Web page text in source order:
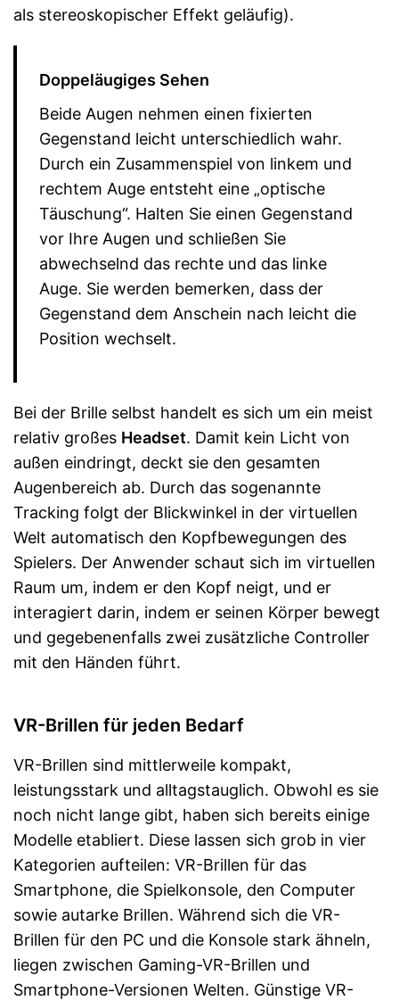
als stereoskopischer Effekt geläufig).
Doppeläugiges Sehen
Beide Augen nehmen einen fixierten
Gegenstand leicht unterschiedlich wahr.
Durch ein Zusammenspiel von linkem und
rechtem Auge entsteht eine „optische
Täuschung“. Halten Sie einen Gegenstand
vor Ihre Augen und schließen Sie
abwechselnd das rechte und das linke
Auge. Sie werden bemerken, dass der
Gegenstand dem Anschein nach leicht die
Position wechselt.
Bei der Brille selbst handelt es sich um ein meist
relativ großes Headset. Damit kein Licht von
außen eindringt, deckt sie den gesamten
Augenbereich ab. Durch das sogenannte
Tracking folgt der Blickwinkel in der virtuellen
Welt automatisch den Kopfbewegungen des
Spielers. Der Anwender schaut sich im virtuellen
Raum um, indem er den Kopf neigt, und er
interagiert darin, indem er seinen Körper bewegt
und gegebenenfalls zwei zusätzliche Controller
mit den Händen führt.
VR-Brillen für jeden Bedarf
VR-Brillen sind mittlerweile kompakt,
leistungsstark und alltagstauglich. Obwohl es sie
noch nicht lange gibt, haben sich bereits einige
Modelle etabliert. Diese lassen sich grob in vier
Kategorien aufteilen: VR-Brillen für das
Smartphone, die Spielkonsole, den Computer
sowie autarke Brillen. Während sich die VR-
Brillen für den PC und die Konsole stark ähneln,
liegen zwischen Gaming-VR-Brillen und
Smartphone-Versionen Welten. Günstige VR-